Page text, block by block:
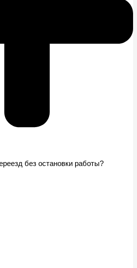
без остановки работы?